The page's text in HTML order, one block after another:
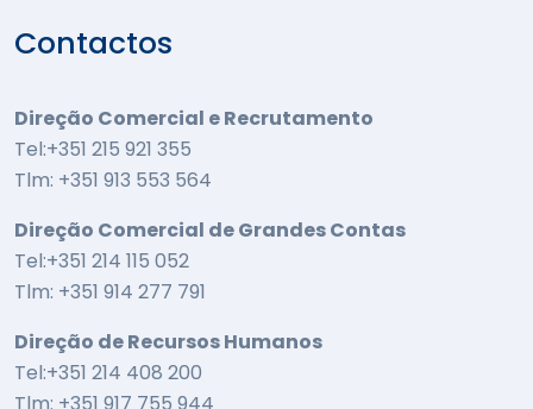
Contactos
Direção Comercial e Recrutamento
Tel:+351 215 921 355
Tlm: +351 913 553 564
Direção Comercial de Grandes Contas
Tel:+351 214 115 052
Tlm: +351 914 277 791
Direção de Recursos Humanos
Tel:+351 214 408 200